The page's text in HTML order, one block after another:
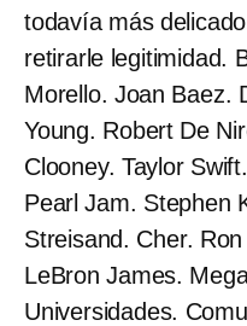
todavía más
retirarle legitimidad.
Morello. Joan Baez.
Young. Robert De
Clooney. Taylor
Pearl Jam. Stephen
Streisand. Cher.
LeBron James.
Universidades.